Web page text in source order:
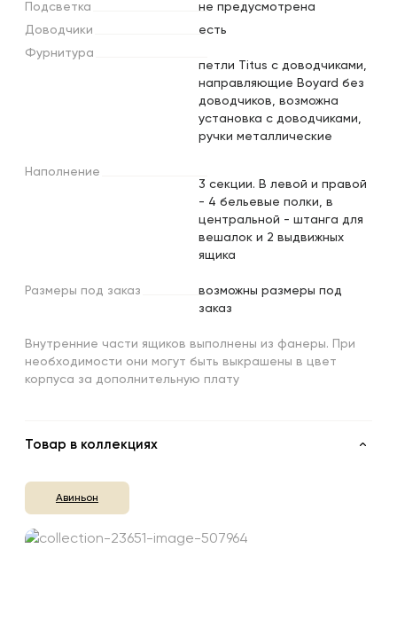
Подсветка
не предусмотрена
Доводчики
есть
Фурнитура
петли Titus с доводчиками,
направляющие Boyard без
доводчиков, возможна
установка с доводчиками,
ручки металлические
Наполнение
3 секции. В левой и правой
- 4 бельевые полки, в
центральной - штанга для
вешалок и 2 выдвижных
ящика
Размеры под заказ
возможны размеры под
заказ
Внутренние части ящиков выполнены из фанеры. При
необходимости они могут быть выкрашены в цвет
корпуса за дополнительную плату
Товар в коллекциях
Авиньон